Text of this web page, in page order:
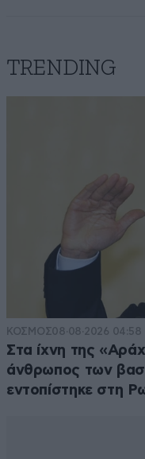
TRENDING
ΚΟΣΜΟΣ08·08·2026 04:58
Στα ίχνη της
άνθρωπος των
εντοπίστηκε στη